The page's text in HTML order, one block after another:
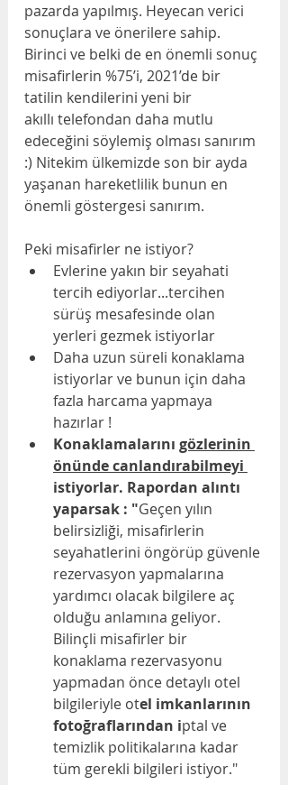
pazarda yapılmış. Heyecan verici
sonuçlara ve önerilere sahip.
Birinci ve belki de en önemli sonuç
misafirlerin %75’i, 2021’de bir
tatilin kendilerini yeni bir
akıllı telefondan daha mutlu
edeceğini söylemiş olması sanırım
:) Nitekim ülkemizde son bir ayda
yaşanan hareketlilik bunun en
önemli göstergesi sanırım.
Peki misafirler ne istiyor?
Evlerine yakın bir seyahati
tercih ediyorlar...tercihen
sürüş mesafesinde olan
yerleri gezmek istiyorlar
Daha uzun süreli konaklama
istiyorlar ve bunun için daha
fazla harcama yapmaya
hazırlar !
Konaklamalarını gözlerinin
önünde canlandırabilmeyi
istiyorlar. Rapordan alıntı
yaparsak : "Geçen yılın
belirsizliği, misafirlerin
seyahatlerini öngörüp güvenle
rezervasyon yapmalarına
yardımcı olacak bilgilere aç
olduğu anlamına geliyor.
Bilinçli misafirler bir
konaklama rezervasyonu
yapmadan önce detaylı otel
bilgileriyle otel imkanlarının
fotoğraflarından iptal ve
temizlik politikalarına kadar
tüm gerekli bilgileri istiyor."